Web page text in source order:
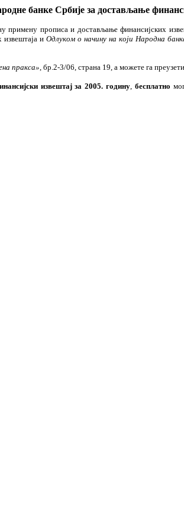
банке Србије за достављање
примену прописа и достављање финансијских
извештаја иОдлуком о начину на који Народна
пракса», бр.2-3/06, страна 19, а можете га преузети
извештај за 2005. годину,бесплатно